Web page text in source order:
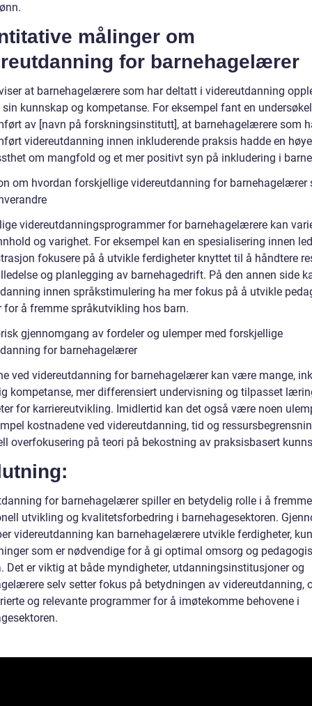
målinger om
for barnehagelærer
at barnehagelærere som har deltatt i videreutdanning
kunnskap og kompetanse. For eksempel fant en
av [navn på forskningsinstitutt], at barnehagelærere som
videreutdanning innen inkluderende praksis hadde en
om mangfold og et mer positivt syn på inkludering i
om hvordan forskjellige videreutdanning for barnehagelærer
videreutdanningsprogrammer for barnehagelærere kan
og varighet. For eksempel kan en spesialisering innen
fokusere på å utvikle ferdigheter knyttet til å håndtere
og planlegging av barnehagedrift. På den annen side
innen språkstimulering ha mer fokus på å utvikle
for å fremme språkutvikling hos barn.
gjennomgang av fordeler og ulemper med forskjellige
for barnehagelærer
ved videreutdanning for barnehagelærer kan være mange,
kompetanse, mer differensiert undervisning og tilpasset
for karriereutvikling. Imidlertid kan det også være noen
kostnadene ved videreutdanning, tid og
overfokusering på teori på bekostning av praksisbasert
for barnehagelærer spiller en betydelig rolle i å fremme
utvikling og kvalitetsforbedring i barnehagesektoren.
videreutdanning kan barnehagelærere utvikle ferdigheter,
som er nødvendige for å gi optimal omsorg og
Det er viktig at både myndigheter, utdanningsinstitusjoner og
selv setter fokus på betydningen av videreutdanning,
og relevante programmer for å imøtekomme behovene i